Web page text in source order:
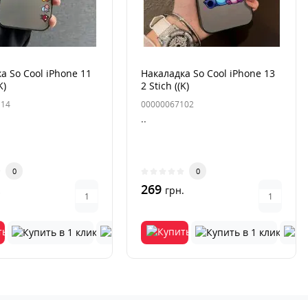
So Cool iPhone 11
0
Накаладка So Cool iPhone 13
2 Stich ((K)
00000067102
..
0
269 грн.